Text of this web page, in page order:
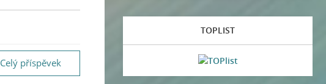
Celý příspěvek
TOPLIST